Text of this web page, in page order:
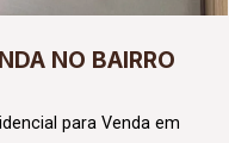
NO BAIRRO
para Venda em